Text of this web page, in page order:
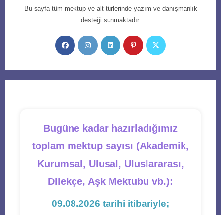
Bu sayfa tüm mektup ve alt türlerinde yazım ve danışmanlık
desteği sunmaktadır.
Opens
in
Opens
in
Opens
in
Opens
in
Opens
Bugüne kadar hazırladığımız
toplam mektup sayısı (Akademik,
Kurumsal, Ulusal, Uluslararası,
Dilekçe, Aşk Mektubu vb.):
09.08.2026 tarihi itibariyle;